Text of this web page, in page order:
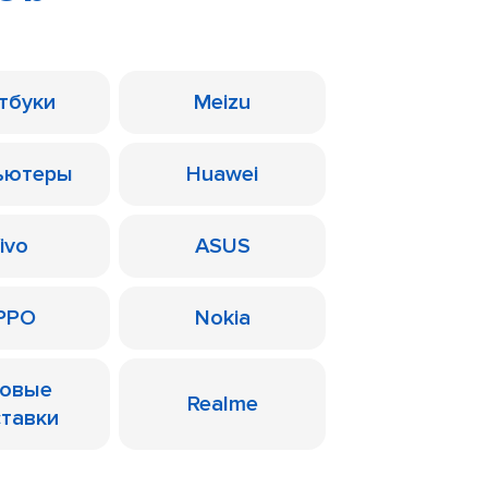
Meizu
Huawei
ASUS
Nokia
Realme